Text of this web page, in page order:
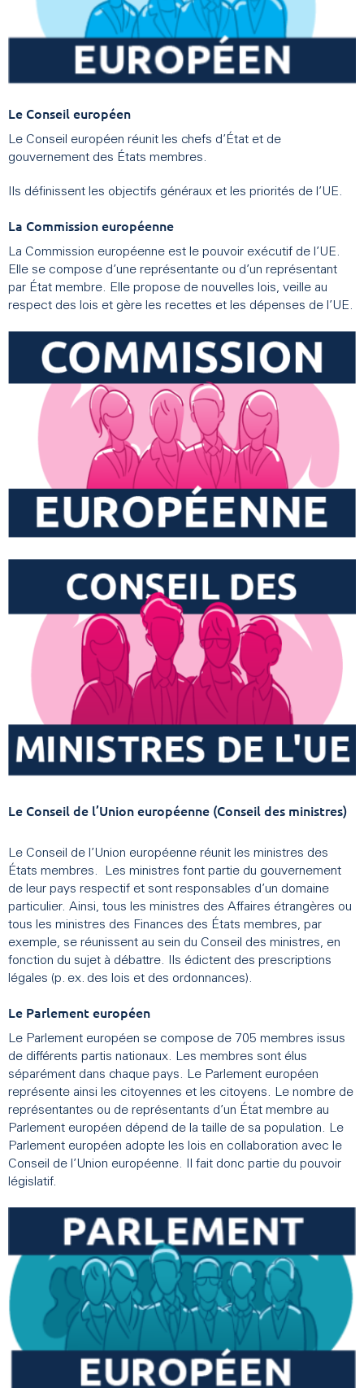
Le Conseil européen
Le Conseil européen réunit les chefs d’État et de
gouvernement des États membres.
Ils définissent les objectifs généraux et les priorités de l’UE.
La Commission européenne
La Commission européenne est le pouvoir exécutif de l’UE.
Elle se compose d’une représentante ou d’un représentant
par État membre. Elle propose de nouvelles lois, veille au
respect des lois et gère les recettes et les dépenses de l’UE.
Le Conseil de l’Union européenne (Conseil des ministres)
Le Conseil de l’Union européenne réunit les ministres des
États membres. Les ministres font partie du gouvernement
de leur pays respectif et sont responsables d’un domaine
particulier. Ainsi, tous les ministres des Affaires étrangères ou
tous les ministres des Finances des États membres, par
exemple, se réunissent au sein du Conseil des ministres, en
fonction du sujet à débattre. Ils édictent des prescriptions
légales (p. ex. des lois et des ordonnances).
Le Parlement européen
Le Parlement européen se compose de 705 membres issus
de différents partis nationaux. Les membres sont élus
séparément dans chaque pays. Le Parlement européen
représente ainsi les citoyennes et les citoyens. Le nombre de
représentantes ou de représentants d’un État membre au
Parlement européen dépend de la taille de sa population. Le
Parlement européen adopte les lois en collaboration avec le
Conseil de l’Union européenne. Il fait donc partie du pouvoir
législatif.